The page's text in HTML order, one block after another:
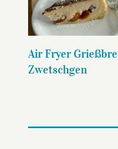
Air Fryer
Zwetschgen